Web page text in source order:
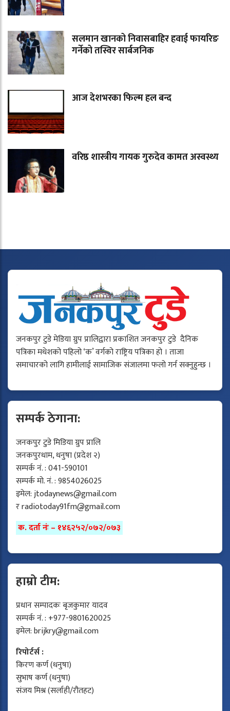
सलमान खानको निवासबाहिर हवाई फायरिङ
गर्नेको तस्विर सार्बजनिक
आज देशभरका फिल्म हल बन्द
वरिष्ठ शास्त्रीय गायक गुरुदेव कामत अस्वस्थ्य
जनकपुर टुडे मेडिया ग्रुप प्रालिद्वारा प्रकाशित जनकपुर टुडे दैनिक
पत्रिका मधेशको पहिलो ‘क’ वर्गको राष्ट्रिय पत्रिका हो । ताजा
समाचारको लागि हामीलाई सामाजिक संजालमा फलो गर्न सक्नुहुन्छ ।
सम्पर्क ठेगाना:
जनकपुर टुडे मिडिया ग्रुप प्रालि
जनकपुरधाम, धनुषा (प्रदेश २)
सम्पर्क नं. : 041-590101
सम्पर्क मो. नं. : 9854026025
इमेल:jtodaynews@gmail.com
रradiotoday91fm@gmail.com
क. दर्ता नंः – १४६२५२/०७२/०७३
हाम्रो टीम:
प्रधान सम्पादकः बृजकुमार यादव
सम्पर्क नं. : +977-9801620025
इमेल:brijkry@gmail.com
रिपोर्टर्स :
किरण कर्ण (धनुषा)
सुभाष कर्ण (धनुषा)
संजय मिश्र (सर्लाही/रौतहट)